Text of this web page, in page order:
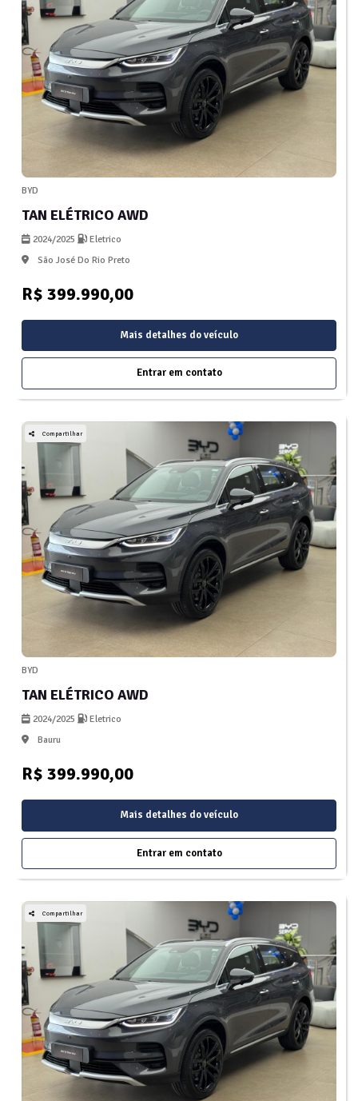
BYD
TAN ELÉTRICO AWD
2024/2025
Eletrico
São José Do Rio Preto
R$ 399.990,00
Mais detalhes do veículo
Entrar em contato
Compartilhar
BYD
TAN ELÉTRICO AWD
2024/2025
Eletrico
Bauru
R$ 399.990,00
Mais detalhes do veículo
Entrar em contato
Compartilhar